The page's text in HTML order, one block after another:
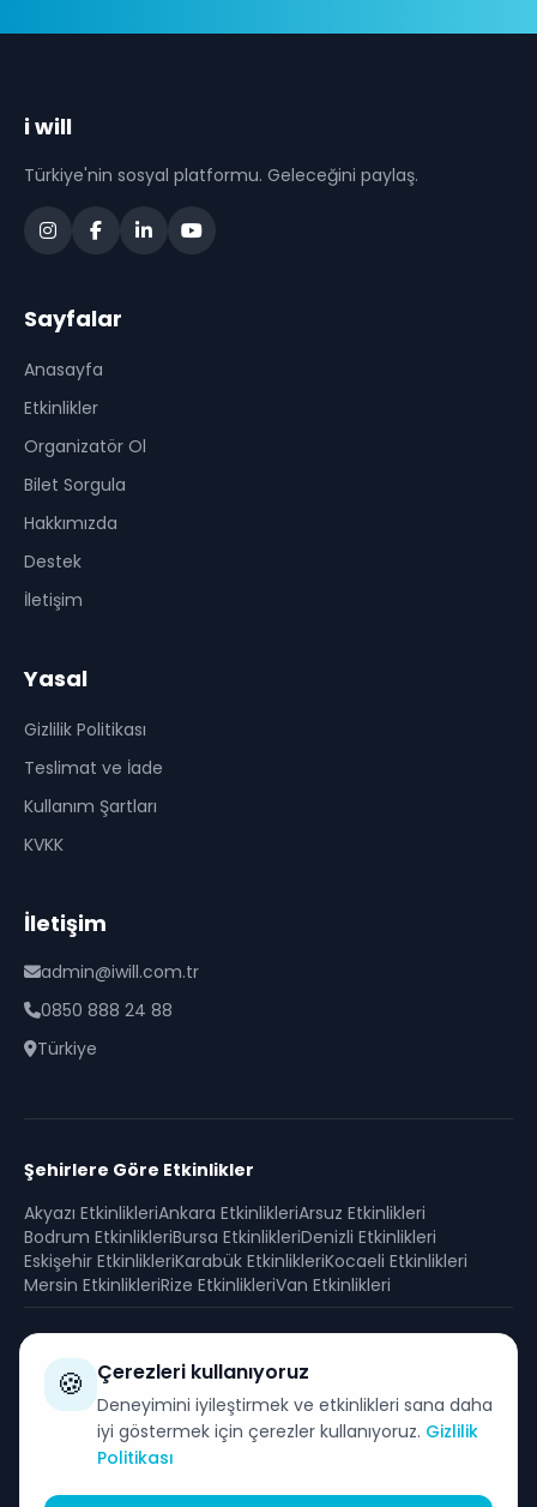
i will
Türkiye'nin sosyal platformu. Geleceğini paylaş.
Sayfalar
Anasayfa
Etkinlikler
Organizatör Ol
Bilet Sorgula
Hakkımızda
Destek
İletişim
Yasal
Gizlilik Politikası
Teslimat ve İade
Kullanım Şartları
KVKK
İletişim
admin@iwill.com.tr
0850 888 24 88
Türkiye
Şehirlere Göre Etkinlikler
Akyazı EtkinlikleriAnkara EtkinlikleriArsuz Etkinlikleri
Bodrum EtkinlikleriBursa EtkinlikleriDenizli Etkinlikleri
Eskişehir EtkinlikleriKarabük EtkinlikleriKocaeli Etkinlikleri
Mersin EtkinlikleriRize EtkinlikleriVan Etkinlikleri
Güvenli Ödeme
SSL sertifikası ile korunan güvenli alışveriş
🍪 Çerezleri kullanıyoruz
Deneyimini iyileştirmek ve etkinlikleri sana daha
iyi göstermek için çerezler kullanıyoruz. Gizlilik
Politikası